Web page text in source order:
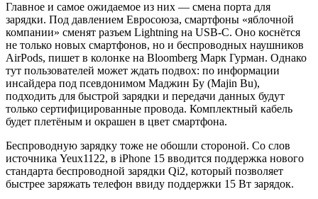
Главное и самое ожидаемое из них — смена порта для
зарядки. Под давлением Евросоюза, смартфоны «яблочной
компании» сменят разъем Lightning на USB-C. Оно коснётся
не только новых смартфонов, но и беспроводных наушников
AirPods, пишет в колонке на Bloomberg Марк Гурман. Однако
тут пользователей может ждать подвох: по информации
инсайдера под псевдонимом Маджин Бу (Majin Bu),
подходить для быстрой зарядки и передачи данных будут
только сертифицированные провода. Комплектный кабель
будет плетёным и окрашен в цвет смартфона.
Беспроводную зарядку тоже не обошли стороной. Со слов
источника Yeux1122, в iPhone 15 вводится поддержка нового
стандарта беспроводной зарядки Qi2, который позволяет
быстрее заряжать телефон ввиду поддержки 15 Вт зарядок.